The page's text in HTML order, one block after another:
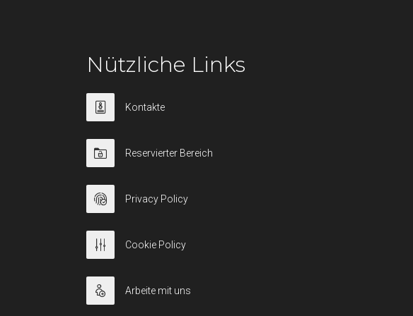
Nützliche Links
Kontakte
Reservierter Bereich
Privacy Policy
Cookie Policy
Arbeite mit uns